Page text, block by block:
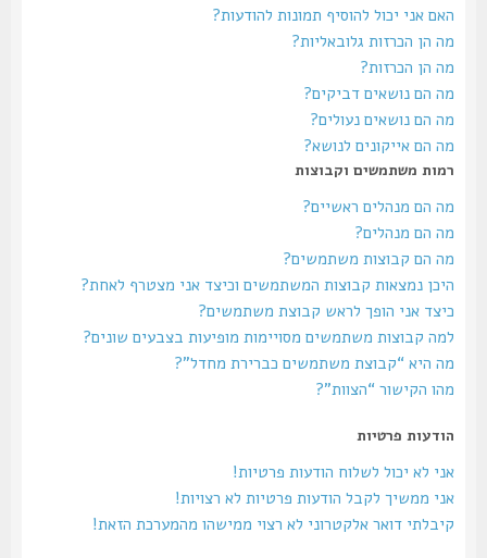
האם אני יכול להוסיף תמונות להודעות?
מה הן הכרזות גלובאליות?
מה הן הכרזות?
מה הם נושאים דביקים?
מה הם נושאים נעולים?
מה הם אייקונים לנושא?
רמות משתמשים וקבוצות
מה הם מנהלים ראשיים?
מה הם מנהלים?
מה הם קבוצות משתמשים?
היכן נמצאות קבוצות המשתמשים וכיצד אני מצטרף לאחת?
כיצד אני הופך לראש קבוצת משתמשים?
למה קבוצות משתמשים מסויימות מופיעות בצבעים שונים?
מה היא “קבוצת משתמשים כברירת מחדל”?
מהו הקישור “הצוות”?
הודעות פרטיות
אני לא יכול לשלוח הודעות פרטיות!
אני ממשיך לקבל הודעות פרטיות לא רצויות!
קיבלתי דואר אלקטרוני לא רצוי ממישהו מהמערכת הזאת!